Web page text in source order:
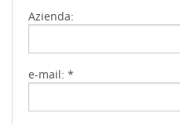
Azienda:
e-mail: *